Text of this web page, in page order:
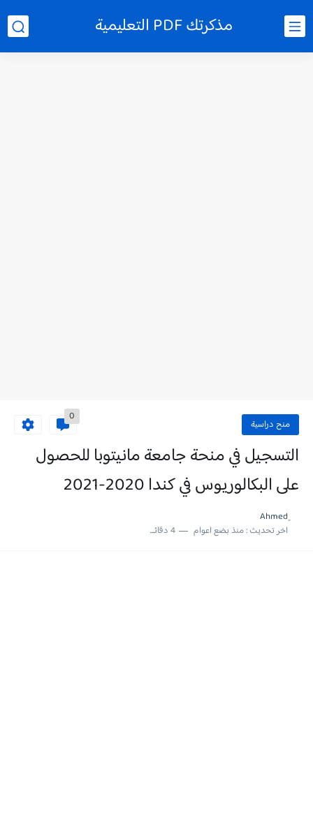
مذكرتك PDF التعليمية
منح دراسية
0
التسجيل في منحة جامعة مانيتوبا للحصول
على البكالوريوس في كندا 2020-2021
ِAhmed
اخر تحديث :منذ بضع اعوام 4 دقائق للقراءة